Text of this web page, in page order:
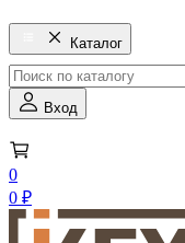
Каталог
Вход
0
0 ₽